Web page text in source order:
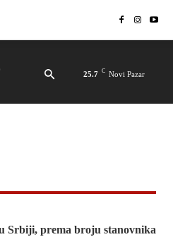
25.7 C Novi Pazar
Srbiji, prema broju stanovnika